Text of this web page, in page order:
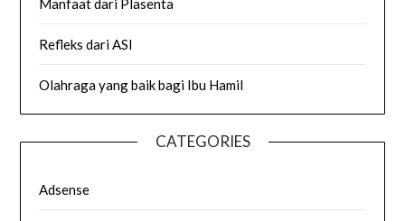
Manfaat dari Plasenta
Refleks dari ASI
Olahraga yang baik bagi Ibu Hamil
CATEGORIES
Adsense